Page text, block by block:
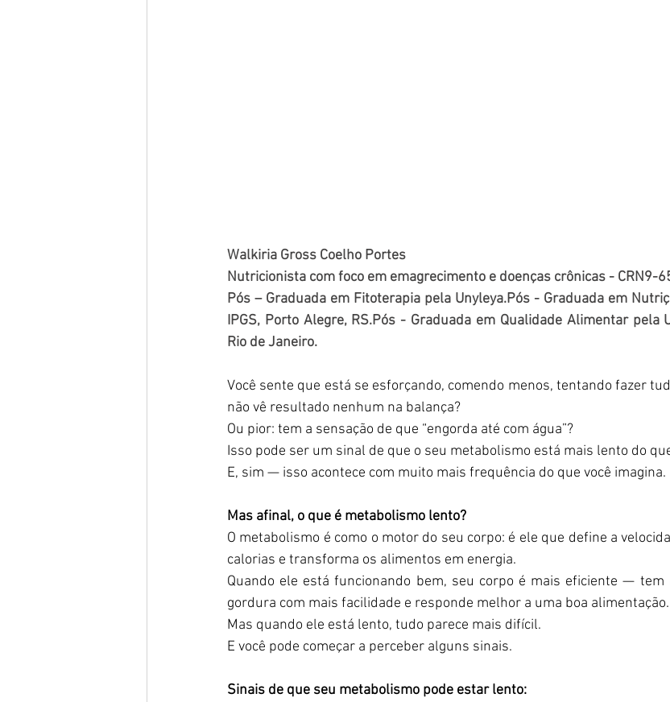
Walkiria Gross Coelho Portes
Nutricionista com foco em emagrecimento e doenças crônicas - CRN9-
Pós – Graduada em Fitoterapia pela Unyleya.Pós - Graduada em
IPGS, Porto Alegre, RS.Pós - Graduada em Qualidade Alimentar pela
Rio de Janeiro.
Você sente que está se esforçando, comendo menos, tentando fazer
não vê resultado nenhum na balança?
Ou pior: tem a sensação de que “engorda até com água”?
Isso pode ser um sinal de que o seu metabolismo está mais lento do
E, sim — isso acontece com muito mais frequência do que você imagina.
Mas afinal, o que é metabolismo lento?
O metabolismo é como o motor do seu corpo: é ele que define a
calorias e transforma os alimentos em energia.
Quando ele está funcionando bem, seu corpo é mais eficiente — tem
gordura com mais facilidade e responde melhor a uma boa alimentação.
Mas quando ele está lento, tudo parece mais difícil.
E você pode começar a perceber alguns sinais.
Sinais de que seu metabolismo pode estar lento: